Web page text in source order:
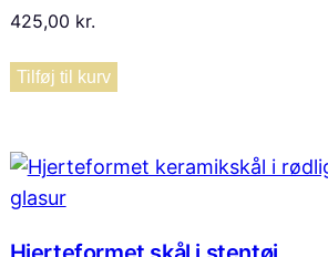
425,00 kr.
Tilføj til kurv